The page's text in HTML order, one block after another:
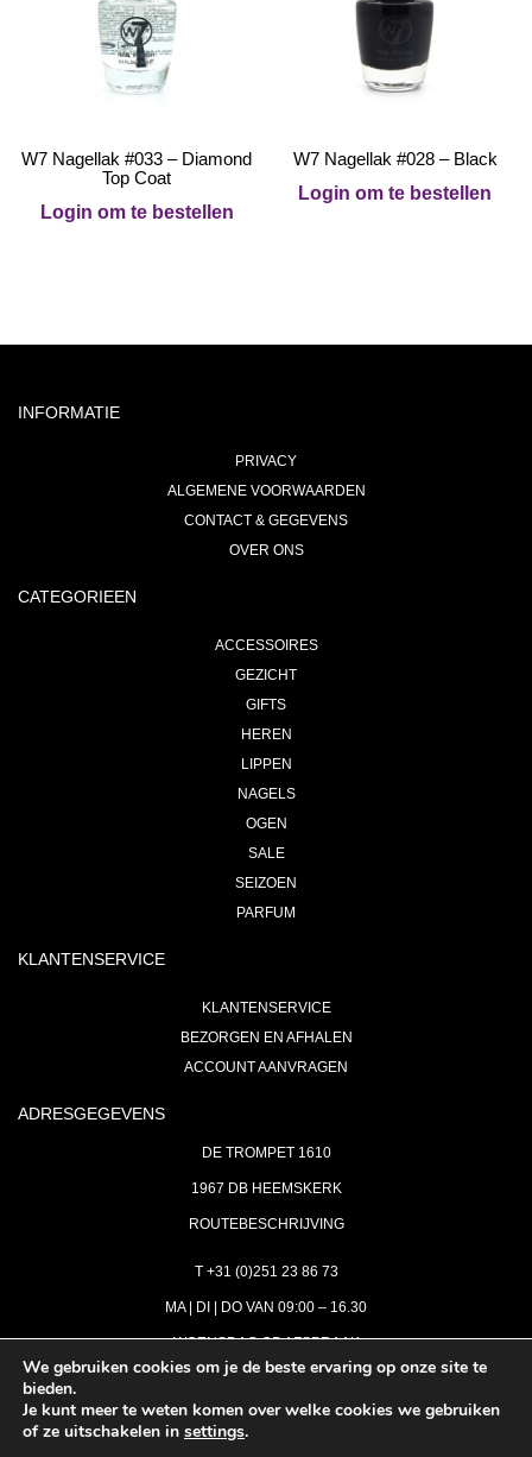
W7 Nagellak #033 – Diamond
Top Coat
Login om te bestellen
W7 Nagellak #028 – Black
Login om te bestellen
INFORMATIE
PRIVACY
ALGEMENE VOORWAARDEN
CONTACT & GEGEVENS
OVER ONS
CATEGORIEEN
ACCESSOIRES
GEZICHT
GIFTS
HEREN
LIPPEN
NAGELS
OGEN
SALE
SEIZOEN
PARFUM
KLANTENSERVICE
KLANTENSERVICE
BEZORGEN EN AFHALEN
ACCOUNT AANVRAGEN
ADRESGEGEVENS
DE TROMPET 1610
1967 DB HEEMSKERK
ROUTEBESCHRIJVING
T +31 (0)251 23 86 73
MA | DI | DO VAN 09:00 – 16.30
WOENSDAG OP AFSPRAAK
INFO@ASTH.NL
We gebruiken cookies om je de beste ervaring op onze site te
bieden.
Je kunt meer te weten komen over welke cookies we gebruiken
of ze uitschakelen in settings.